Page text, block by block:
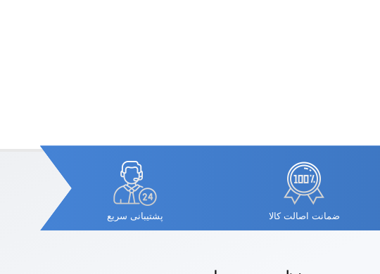
ضمانت اصالت کالا پشتیبانی سریع